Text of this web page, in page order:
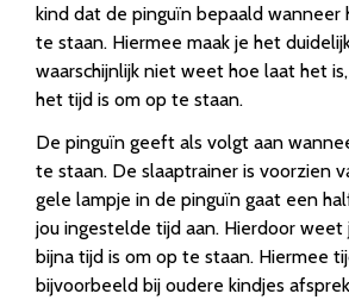
kind dat de pinguïn bepaald wanneer
te staan. Hiermee maak je het
waarschijnlijk niet weet hoe laat het
het tijd is om op te staan.
De pinguïn geeft als volgt aan
te staan. De slaaptrainer is voorzien
gele lampje in de pinguïn gaat een
jou ingestelde tijd aan. Hierdoor
bijna tijd is om op te staan. Hiermee
bijvoorbeeld bij oudere kindjes